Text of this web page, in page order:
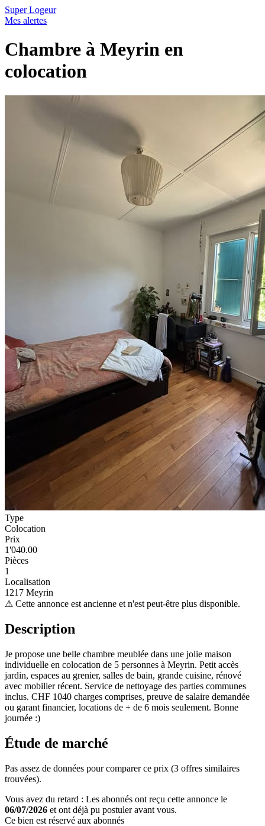
Super Logeur
Mes alertes
Chambre à Meyrin en
colocation
Type
Colocation
Prix
1'040.00
Pièces
1
Localisation
1217 Meyrin
⚠ Cette annonce est ancienne et n'est peut-être plus disponible.
Description
Je propose une belle chambre meublée dans une jolie maison
individuelle en colocation de 5 personnes à Meyrin. Petit accès
jardin, espaces au grenier, salles de bain, grande cuisine, rénové
avec mobilier récent. Service de nettoyage des parties communes
inclus. CHF 1040 charges comprises, preuve de salaire demandée
ou garant financier, locations de + de 6 mois seulement. Bonne
journée :)
Étude de marché
Pas assez de données pour comparer ce prix (3 offres similaires
trouvées).
Vous avez du retard : Les abonnés ont reçu cette annonce le
06/07/2026 et ont déjà pu postuler avant vous.
Ce bien est réservé aux abonnés